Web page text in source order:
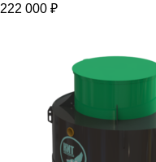
222 000 ₽